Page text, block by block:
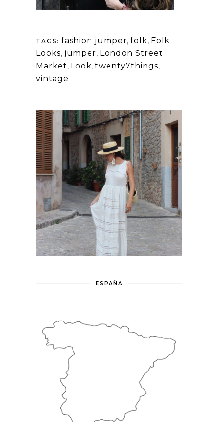
TAGS: fashion jumper, folk, Folk
Looks, jumper, London Street
Market, Look, twenty7things,
vintage
ESPAÑA